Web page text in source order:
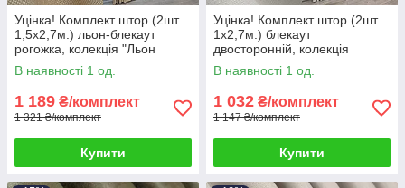
Уцінка! Комплект штор (2шт.
1,5х2,7м.) льон-блекаут
рогожка, колекція "Льон
Мішковина". Колір бежевий.
Код 1162ш 38-326
В наявності 1 од.
1 189 ₴/комплект
1 321 ₴/комплект
Купити
Уцінка! Комплект штор (2шт.
1х2,7м.) блекаут
двосторонній, колекція
“Scandi”. Колір димчасто-
білий. Код 1903ш 38-325
В наявності 1 од.
1 032 ₴/комплект
1 147 ₴/комплект
Купити